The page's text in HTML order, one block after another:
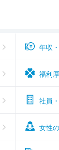
年収
福利
社員
女性